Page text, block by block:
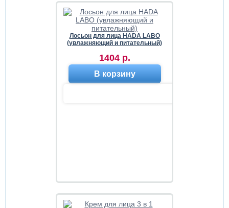
Лосьон для лица HADA LABO
(увлажняющий и питательный)
1404 р.
В корзину